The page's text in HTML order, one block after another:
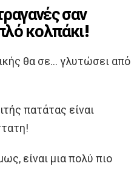
σαν
κολπάκι!
θα σε… γλυτώσει από
πατάτας είναι
είναι μια πολύ πιο